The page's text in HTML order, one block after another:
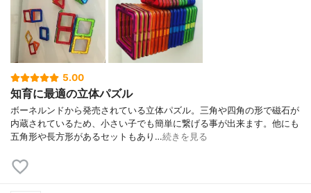
5.00
知育に最適の立体パズル
ボーネルンドから発売されている立体パズル。三角や四角の形で磁石が
内蔵されているため、小さい子でも簡単に繋げる事が出来ます。他にも
五角形や長方形があるセットもあり…続きを見る